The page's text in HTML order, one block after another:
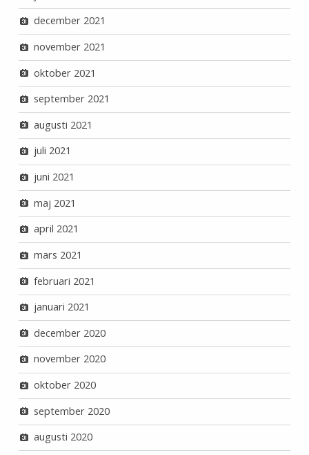
december 2021
november 2021
oktober 2021
september 2021
augusti 2021
juli 2021
juni 2021
maj 2021
april 2021
mars 2021
februari 2021
januari 2021
december 2020
november 2020
oktober 2020
september 2020
augusti 2020